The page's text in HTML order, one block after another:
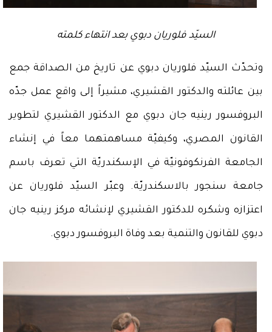
السيّد فلوريان دبوي بعد انتهاء كلمته
وتحدّث السيّد فلوريان دبوي عن تاريخ من الصداقة جمع
بين عائلته والدكتور القشيري، مشيراً إلى واقع عمل جدّه
البروفسور رينيه جان دبوي مع الدكتور القشيري لتطوير
القانون المصري، وكيفيّة مساهمتهما معاً في إنشاء
الجامعة الفرنكوفونيّة في الإسكندريّة التي تعرف باسم
جامعة سنجور بالاسكندريّة. وعبّر السيّد فلوريان عن
اعتزازه وشكره للدكتور القشيري لإنشائه مركز رينيه جان
دبوي للقانون والتنمية بعد وفاة البروفسور دبوي.